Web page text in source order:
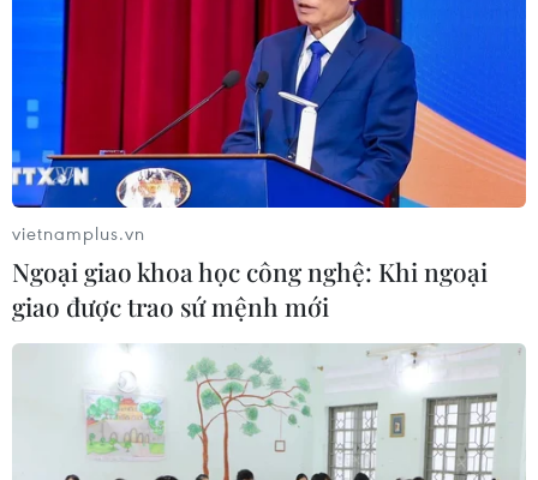
nhu cầu của các nhà đầu tư đạt trên 85 tỷ euro, Đức đã
huy động được 3,908 tỷ USD từ việc phát hành bổ sung
trái phiếu kỳ hạn hai năm.
vietnamplus.vn
Ngoại giao khoa học công nghệ: Khi ngoại
giao được trao sứ mệnh mới